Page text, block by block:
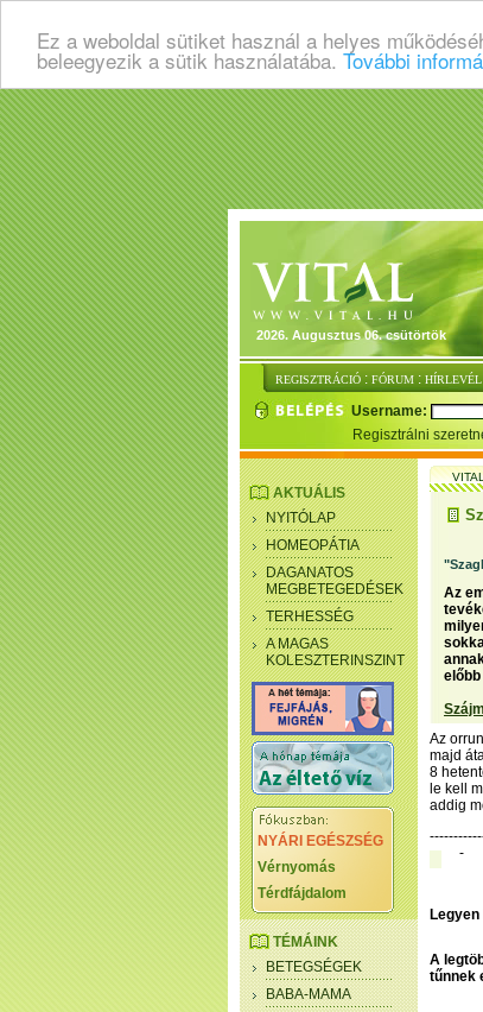
Ez a weboldal sütiket használ a helyes
beleegyezik a sütik használatába. További
2026. Augusztus 06. csütörtök
REGISZTRÁCIÓ : FÓRUM : HÍRLEVÉL
Username:
Regisztrálni
AKTUÁLIS
NYITÓLAP
HOMEOPÁTIA
DAGANATOS
MEGBETEGEDÉSEK
TERHESSÉG
A MAGAS
KOLESZTERINSZINT
NYÁRI EGÉSZSÉG
Vérnyomás
Térdfájdalom
TÉMÁINK
BETEGSÉGEK
BABA-MAMA
Az
Az
majd
8
le kell
addig
-
A
tűnnek